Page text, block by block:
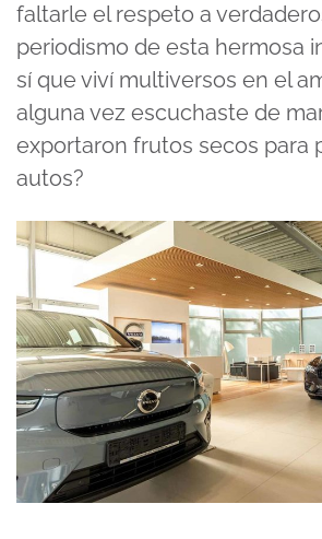
faltarle el respeto a
periodismo de esta hermosa
sí que viví multiversos en el
alguna vez escuchaste de
exportaron frutos secos para
autos?